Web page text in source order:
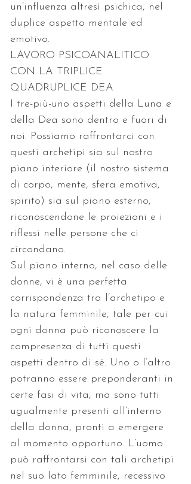
un’influenza altresì psichica, nel
duplice aspetto mentale ed
emotivo.
LAVORO PSICOANALITICO
CON LA TRIPLICE
QUADRUPLICE DEA
I tre-più-uno aspetti della Luna e
della Dea sono dentro e fuori di
noi. Possiamo raffrontarci con
questi archetipi sia sul nostro
piano interiore (il nostro sistema
di corpo, mente, sfera emotiva,
spirito) sia sul piano esterno,
riconoscendone le proiezioni e i
riflessi nelle persone che ci
circondano.
Sul piano interno, nel caso delle
donne, vi è una perfetta
corrispondenza tra l’archetipo e
la natura femminile, tale per cui
ogni donna può riconoscere la
compresenza di tutti questi
aspetti dentro di sé. Uno o l’altro
potranno essere preponderanti in
certe fasi di vita, ma sono tutti
ugualmente presenti all’interno
della donna, pronti a emergere
al momento opportuno. L’uomo
può raffrontarsi con tali archetipi
nel suo lato femminile, recessivo